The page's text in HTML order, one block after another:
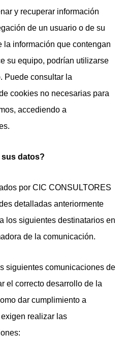
y recuperar información
de un usuario o de su
la información que contengan
su equipo, podrían utilizarse
Puede consultar la
cookies no necesarias para
accediendo a
datos?
por CIC CONSULTORES
detalladas anteriormente
los siguientes destinatarios en
de la comunicación.
siguientes comunicaciones de
el correcto desarrollo de la
dar cumplimiento a
realizar las